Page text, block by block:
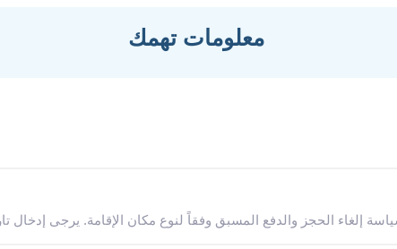
معلومات تهمك